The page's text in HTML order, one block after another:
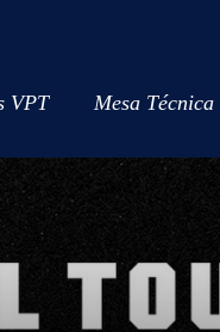
VPT Mesa Técnica